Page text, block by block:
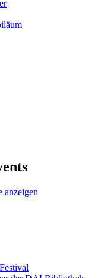
anzeigen